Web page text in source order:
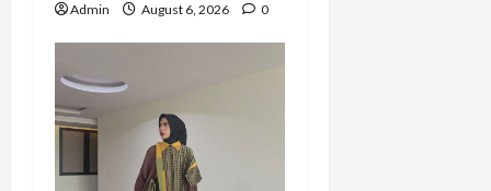
Admin August 6, 2026 0